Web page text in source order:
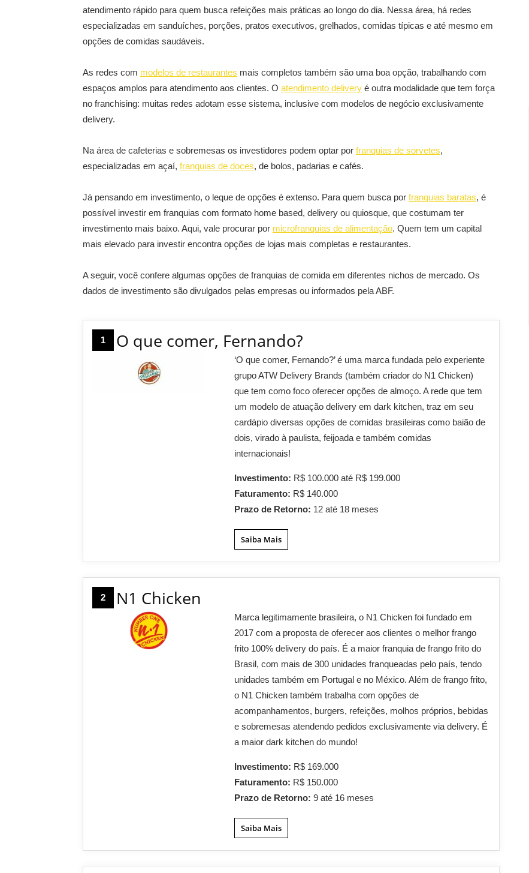
atendimento rápido para quem busca refeições mais práticas ao longo do dia. Nessa área, há redes
especializadas em sanduíches, porções, pratos executivos, grelhados, comidas típicas e até mesmo em
opções de comidas saudáveis.
As redes com modelos de restaurantes mais completos também são uma boa opção, trabalhando com
espaços amplos para atendimento aos clientes. O atendimento delivery é outra modalidade que tem força
no franchising: muitas redes adotam esse sistema, inclusive com modelos de negócio exclusivamente
delivery.
Na área de cafeterias e sobremesas os investidores podem optar por franquias de sorvetes,
especializadas em açaí, franquias de doces, de bolos, padarias e cafés.
Já pensando em investimento, o leque de opções é extenso. Para quem busca por franquias baratas, é
possível investir em franquias com formato home based, delivery ou quiosque, que costumam ter
investimento mais baixo. Aqui, vale procurar por microfranquias de alimentação. Quem tem um capital
mais elevado para investir encontra opções de lojas mais completas e restaurantes.
A seguir, você confere algumas opções de franquias de comida em diferentes nichos de mercado. Os
dados de investimento são divulgados pelas empresas ou informados pela ABF.
1 O que comer, Fernando?
‘O que comer, Fernando?’ é uma marca fundada pelo experiente
grupo ATW Delivery Brands (também criador do N1 Chicken)
que tem como foco oferecer opções de almoço. A rede que tem
um modelo de atuação delivery em dark kitchen, traz em seu
cardápio diversas opções de comidas brasileiras como baião de
dois, virado à paulista, feijoada e também comidas
internacionais!
Investimento: R$ 100.000 até R$ 199.000
Faturamento: R$ 140.000
Prazo de Retorno: 12 até 18 meses
Saiba Mais
2 N1 Chicken
Marca legitimamente brasileira, o N1 Chicken foi fundado em
2017 com a proposta de oferecer aos clientes o melhor frango
frito 100% delivery do país. É a maior franquia de frango frito do
Brasil, com mais de 300 unidades franqueadas pelo país, tendo
unidades também em Portugal e no México. Além de frango frito,
o N1 Chicken também trabalha com opções de
acompanhamentos, burgers, refeições, molhos próprios, bebidas
e sobremesas atendendo pedidos exclusivamente via delivery. É
a maior dark kitchen do mundo!
Investimento: R$ 169.000
Faturamento: R$ 150.000
Prazo de Retorno:9 até 16 meses
Saiba Mais